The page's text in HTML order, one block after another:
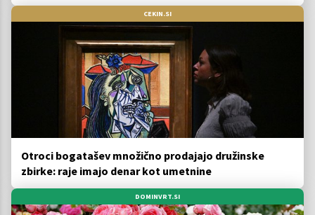
CEKIN.SI
Otroci bogatašev množično prodajajo družinske
zbirke: raje imajo denar kot umetnine
DOMINVRT.SI